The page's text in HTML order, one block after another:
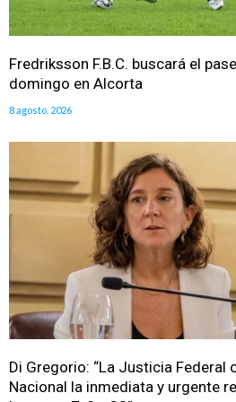
Fredriksson F.B.C. buscará el
domingo en Alcorta
8 agosto, 2026
Di Gregorio: “La Justicia Federal
Nacional la inmediata y urgente